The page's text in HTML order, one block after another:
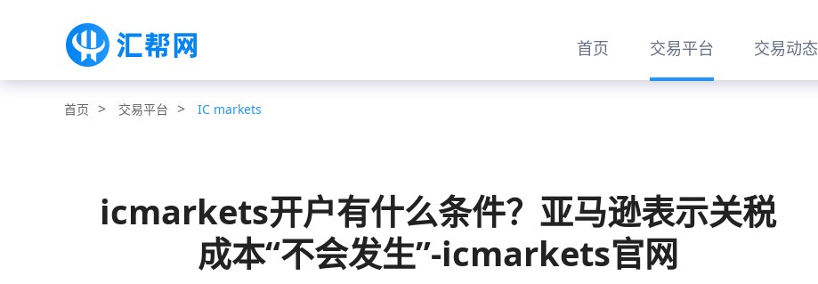
首页 交易平台 交易动态
首页 > 交易平台 > IC markets
icmarkets开户有什么条件？亚马逊表示关税
成本“不会发生”-icmarkets官网